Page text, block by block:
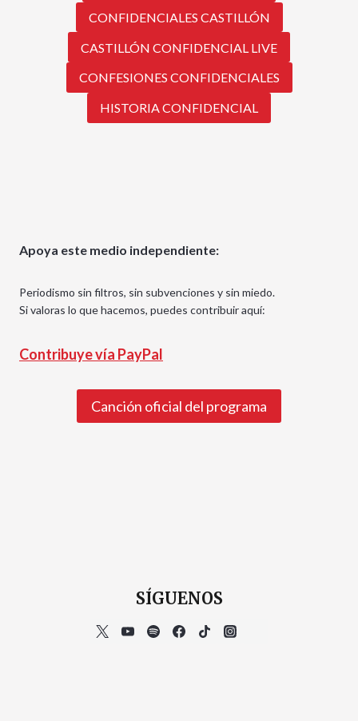
CONFIDENCIALES CASTILLÓN
CASTILLÓN CONFIDENCIAL LIVE
CONFESIONES CONFIDENCIALES
HISTORIA CONFIDENCIAL
Apoya este medio independiente:
Periodismo sin filtros, sin subvenciones y sin miedo.
Si valoras lo que hacemos, puedes contribuir aquí:
Contribuye vía PayPal
Canción oficial del programa
SÍGUENOS